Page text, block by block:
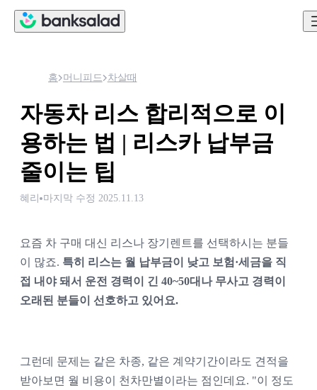
홈 머니피드 차살때
자동차 리스 합리적으로 이
용하는 법 | 리스카 납부금
줄이는 팁
혜리 마지막 수정 2025.11.13
요즘 차 구매 대신 리스나 장기렌트를 선택하시는 분들
이 많죠. 특히 리스는 월 납부금이 낮고 보험·세금을 직
접 내야 돼서 운전 경력이 긴 40~50대나 무사고 경력이
오래된 분들이 선호하고 있어요.
그런데 문제는 같은 차종, 같은 계약기간이라도 견적을
받아보면 월 비용이 천차만별이라는 점인데요. "이 정도